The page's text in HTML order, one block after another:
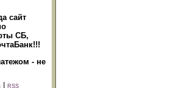
сайт
СБ,
- не
RSS